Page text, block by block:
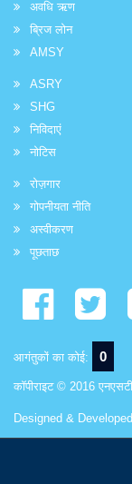
अवधि ऋण
ब्रिज लोन
AMSY
ASRY
SHG
निविदाएं
नोटिस
रोज़गार
गोपनीयता नीति
अस्वीकरण
पूछताछ
आगंतुकों का कोई: 0
कॉपीराइट © 2016
Designed &